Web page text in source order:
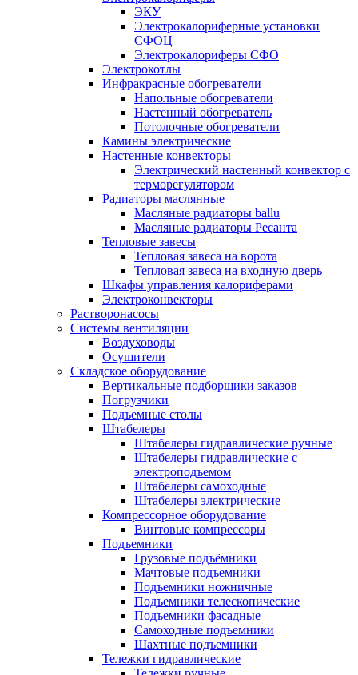
ЭКУ
Электрокалориферные установки
СФОЦ
Электрокалориферы СФО
Электрокотлы
Инфракрасные обогреватели
Напольные обогреватели
Настенный обогреватель
Потолочные обогреватели
Камины электрические
Настенные конвекторы
Электрический настенный конвектор с
терморегулятором
Радиаторы маслянные
Масляные радиаторы ballu
Масляные радиаторы Ресанта
Тепловые завесы
Тепловая завеса на ворота
Тепловая завеса на входную дверь
Шкафы управления калориферами
Электроконвекторы
Растворонасосы
Системы вентиляции
Воздуховоды
Осушители
Складское оборудование
Вертикальные подборщики заказов
Погрузчики
Подъемные столы
Штабелеры
Штабелеры гидравлические ручные
Штабелеры гидравлические с
электроподъемом
Штабелеры самоходные
Штабелеры электрические
Компрессорное оборудование
Винтовые компрессоры
Подъемники
Грузовые подъёмники
Мачтовые подъемники
Подъемники ножничные
Подъемники телескопические
Подъемники фасадные
Самоходные подъемники
Шахтные подъемники
Тележки гидравлические